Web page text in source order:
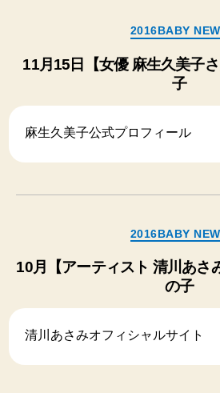
カ
テ
ゴ
リ
ー
2016BABY
11月15日【女優 麻生久美子
子
麻生久美子公式プロフィール
カ
テ
ゴ
リ
ー
2016BABY
10月【アーティスト 清川あさ
の子
清川あさみオフィシャルサイト